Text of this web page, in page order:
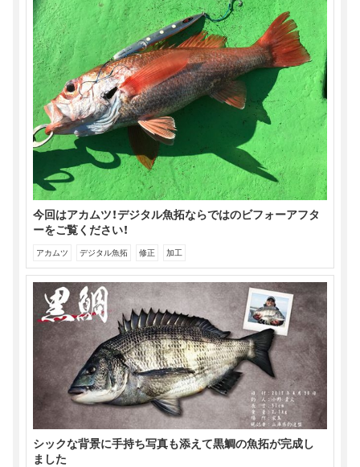
今回はアカムツ！デジタル魚拓ならではのビフォーアフタ
ーをご覧ください！
アカムツ デジタル魚拓 修正 加工
シックな背景に手持ち写真も添えて黒鯛の魚拓が完成し
ました